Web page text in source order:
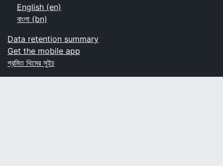
English ‎(en)‎
বাংলা ‎(bn)‎
Data retention summary
Get the mobile app
প্রমিত থিমের সুইচ